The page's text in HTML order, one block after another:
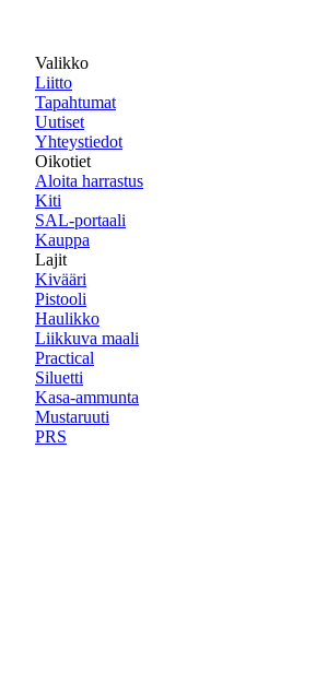
Valikko
Liitto
Tapahtumat
Uutiset
Yhteystiedot
Oikotiet
Aloita harrastus
Kiti
SAL-portaali
Kauppa
Lajit
Kivääri
Pistooli
Haulikko
Liikkuva maali
Practical
Siluetti
Kasa-ammunta
Mustaruuti
PRS